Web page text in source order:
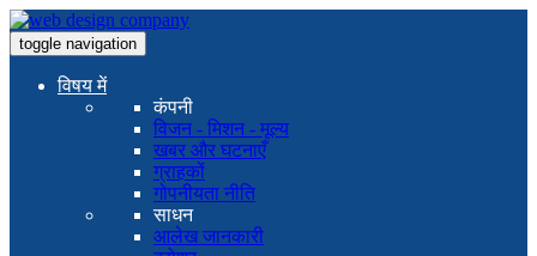
toggle navigation
विषय में
कंपनी
विजन - मिशन - मूल्य
खबर और घटनाएँ
ग्राहकों
गोपनीयता नीति
साधन
आलेख जानकारी